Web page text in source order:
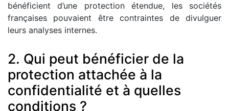
bénéficient d’une protection étendue, les sociétés
françaises pouvaient être contraintes de divulguer
leurs analyses internes.
2. Qui peut bénéficier de la
protection attachée à la
confidentialité et à quelles
conditions ?